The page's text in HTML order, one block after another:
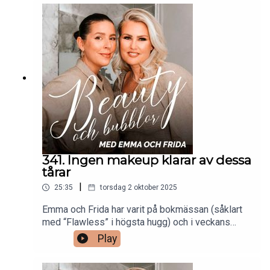
vänjer man huden vid retinol? Vilka produkter med
retinol kan Frida och Emma tipsa om? Om huden
inte pallar retinol, finns det någon produkt som
ger liknande effekt? Vilka ingredienser går att
kombinera med retinol och vilka ska man akta sig
för? Dessutom blir det tips på budgetfavoriter
med retinol!
341. Ingen makeup klarar av dessa
tårar
25:35 | torsdag 2 oktober 2025
Emma och Frida har varit på bokmässan (såklart
med “Flawless” i högsta hugg) och i veckans
avsnitt delar de med sig av en recap från denna
upplevelse, som varit fylld av känslor. Och
känslorna fortsätter ända in på veckans avsnitt då
Play